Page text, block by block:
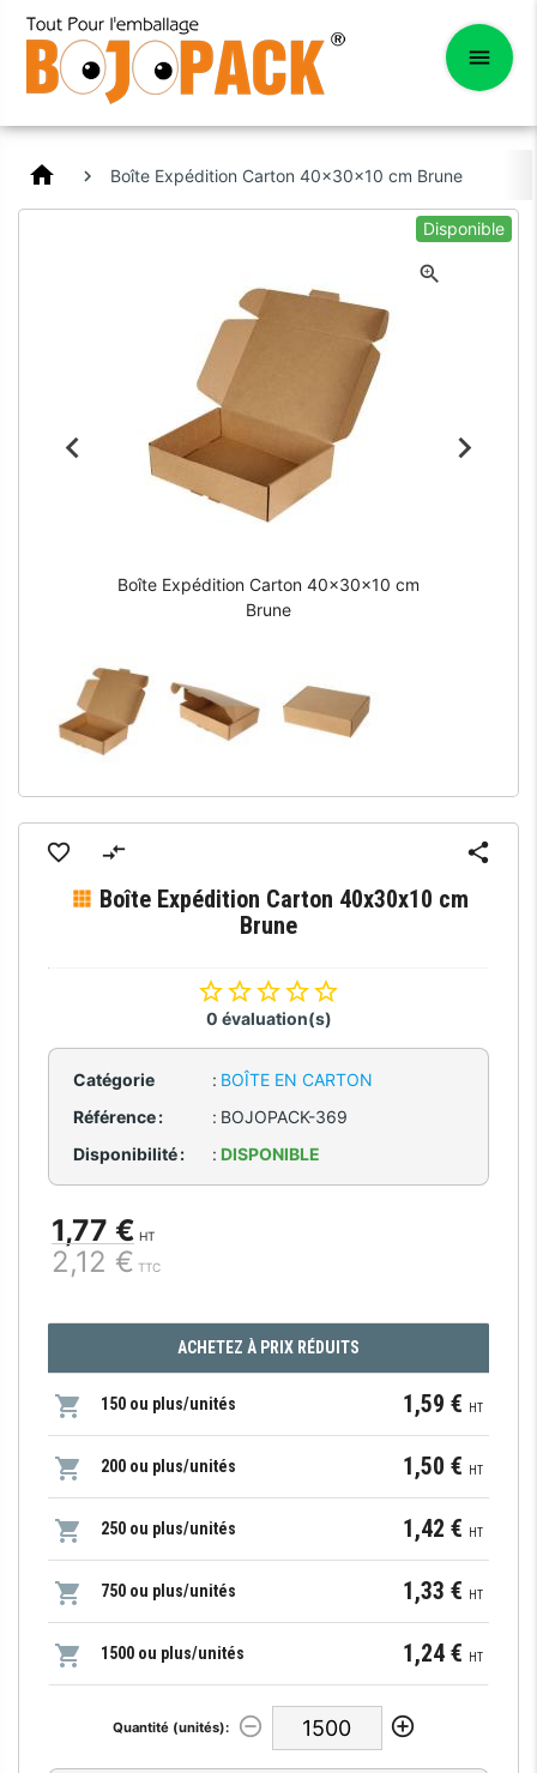
home Boîte Expédition Carton 40x30x10 cm Brune
Disponible
Boîte Expédition Carton 40x30x10 cm
Brune
Boîte Expédition Carton 40x30x10 cm
Brune
0 évaluation(s)
Catégorie : BOÎTE EN CARTON
Référence :
: BOJOPACK-369
Disponibilité :
: DISPONIBLE
1,77 € HT
2,12 € TTC
ACHETEZ À PRIX RÉDUITS
150 ou plus/unités 1,59 € HT
200 ou plus/unités 1,50 € HT
250 ou plus/unités 1,42 € HT
750 ou plus/unités 1,33 € HT
1500 ou plus/unités 1,24 € HT
Quantité (unités):